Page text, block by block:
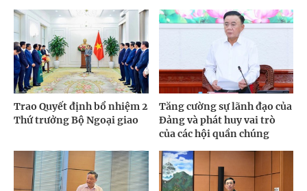
Trao Quyết định bổ nhiệm 2
Thứ trưởng Bộ Ngoại giao
Tăng cường sự lãnh đạo của
Đảng và phát huy vai trò
của các hội quần chúng